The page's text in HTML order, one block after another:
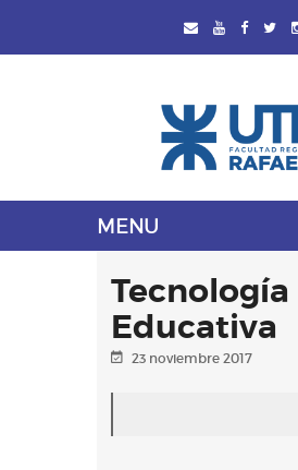
Tecnología
Educativa
23 noviembre 2017